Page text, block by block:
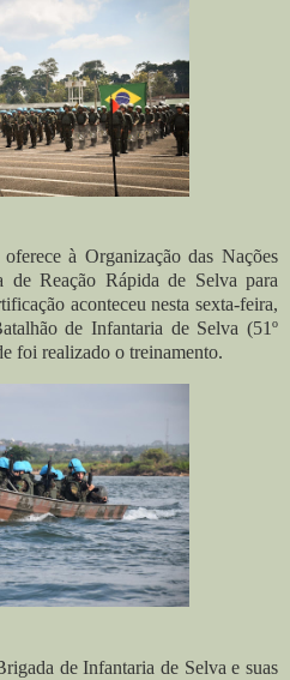
à Organização das Nações
de Reação Rápida de Selva para
aconteceu nesta sexta-feira,
de Infantaria de Selva (51º
foi realizado o treinamento.
de Infantaria de Selva e suas